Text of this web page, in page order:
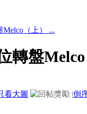
（上） ...
轉盤Melco
看大圖 |倒